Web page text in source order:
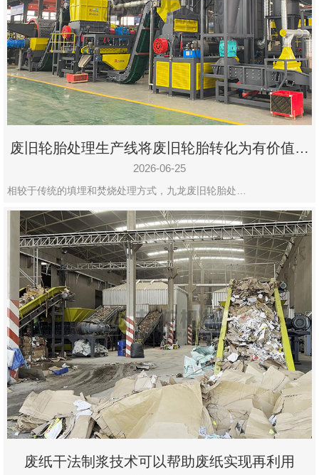
废旧轮胎处理生产线将废旧轮胎转化为有价值的
资源
2026-06-25
相较于传统的填埋和焚烧处理方式，九龙废旧轮胎处…
废纸干法制浆技术可以帮助废纸实现再利用